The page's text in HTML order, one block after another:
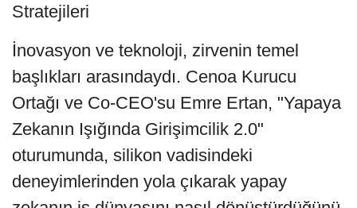
Stratejileri
İnovasyon ve teknoloji, zirvenin temel
başlıkları arasındaydı. Cenoa Kurucu
Ortağı ve Co-CEO'su Emre Ertan, "Yapaya
Zekanın Işığında Girişimcilik 2.0"
oturumunda, silikon vadisindeki
deneyimlerinden yola çıkarak yapay